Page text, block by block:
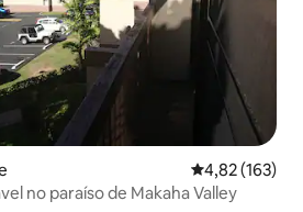
4,82 de uma
4,82 (163)
no paraíso de Makaha Valley